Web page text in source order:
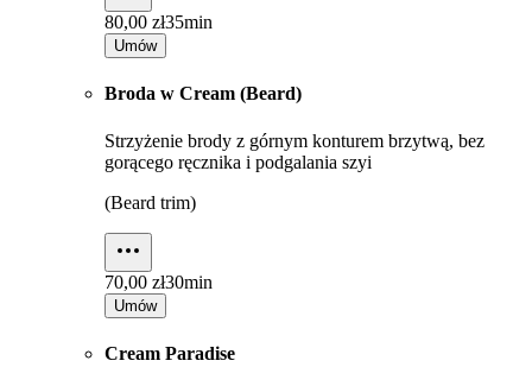
80,00 zł35min
Umów
Broda w Cream (Beard)
Strzyżenie brody z górnym konturem brzytwą, bez
gorącego ręcznika i podgalania szyi
(Beard trim)
70,00 zł30min
Umów
Cream Paradise